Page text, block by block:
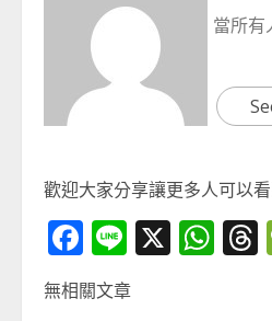
當所有
歡迎大家分享讓更多人可以看
Facebook
Line
X
無相關文章